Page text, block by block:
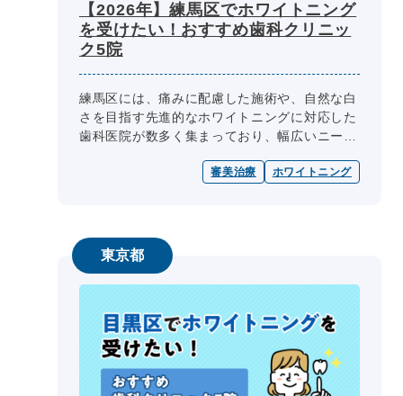
【2026年】練馬区でホワイトニング
を受けたい！おすすめ歯科クリニッ
ク5院
練馬区には、痛みに配慮した施術や、自然な白
さを目指す先進的なホワイトニングに対応した
歯科医院が数多く集まっており、幅広いニーズ
トチョイス 歯科 byGMOで...
審美治療 ホワイトニング
東京都